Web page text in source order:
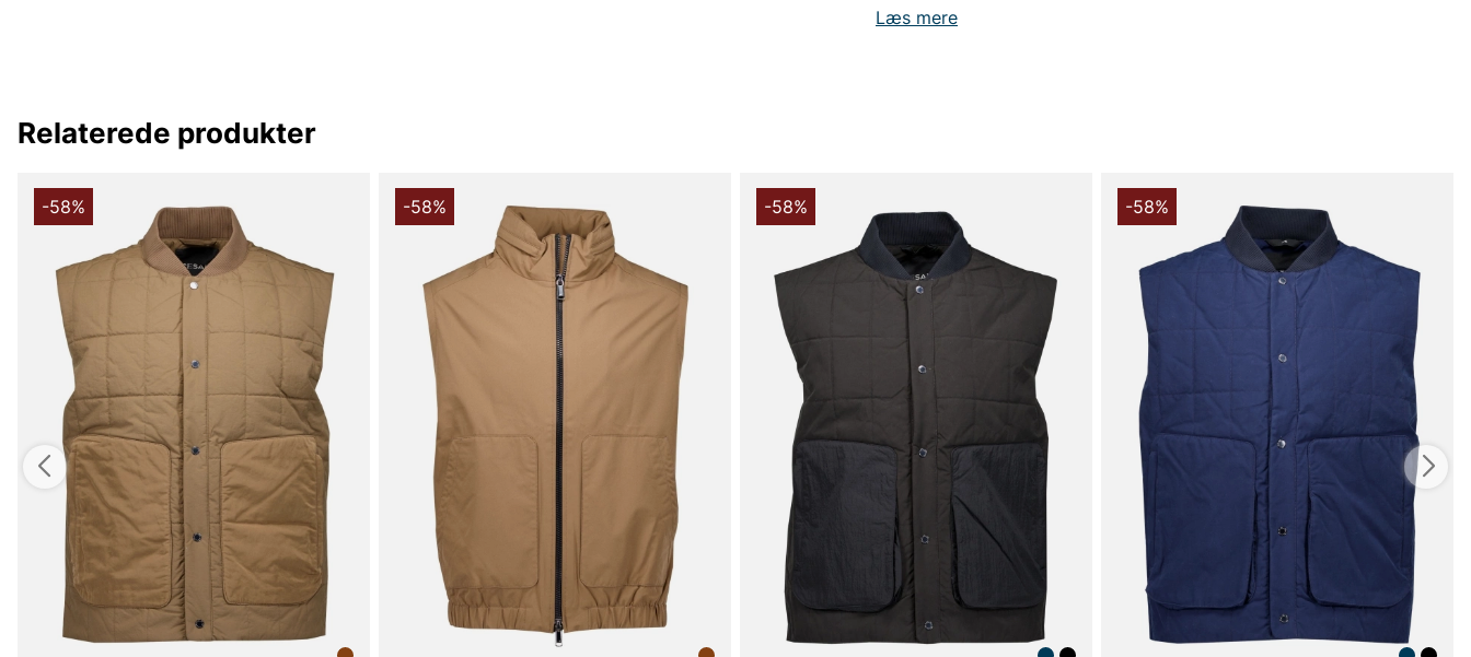
Læs mere
funktionel herrevest i normal pasform, der passer til både arbejde og
fritid. Den høje krave og den fuld lynlås foran gør vesten nem at
behagelig, smidig pasform, der bevarer formen selv ved aktiv brug.
Palmi Vest Trøje er et fremragende mellemlag til efterår og forår, eller
som supplerende overdel på mildere dage. Det praktiske design, den
varme men alligevel lette konstruktion og de skjulte lommer gør den
til
Relaterede produkter
-58% -58% -58% -58%